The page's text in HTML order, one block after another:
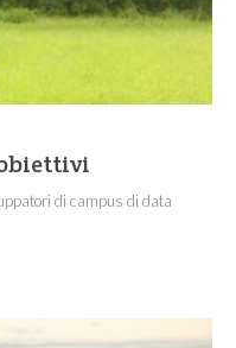
di campus di data